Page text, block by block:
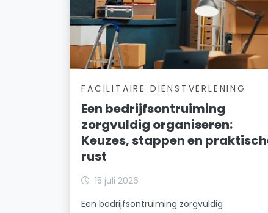
FACILITAIRE DIENSTVERLENING
Een bedrijfsontruiming
zorgvuldig organiseren:
Keuzes, stappen en
rust
15 juli 2026
Een bedrijfsontruiming zorgvuldig